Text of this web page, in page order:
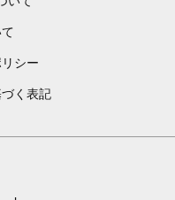
シー
く表記